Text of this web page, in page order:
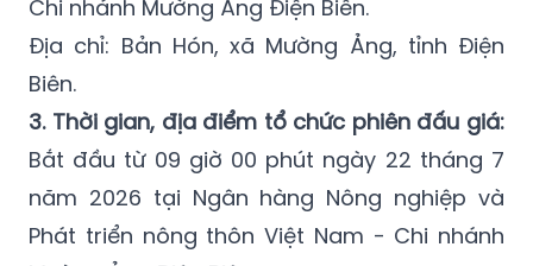
Biên.
3. Thời gian, địa điểm tổ chức phiên đấu giá:
Bắt đầu từ 09 giờ 00 phút ngày 22 tháng 7
năm 2026 tại Ngân hàng Nông nghiệp và
Phát triển nông thôn Việt Nam - Chi nhánh
Mường Ảng Điện Biên.
Địa chỉ: Bản Hón, xã Mường Ảng, tỉnh Điện